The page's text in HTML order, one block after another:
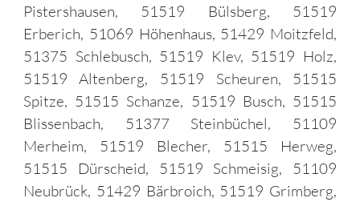
Pistershausen, 51519 Bülsberg, 51519
Erberich, 51069 Höhenhaus, 51429 Moitzfeld,
51375 Schlebusch, 51519 Klev, 51519 Holz,
51519 Altenberg, 51519 Scheuren, 51515
Spitze, 51515 Schanze, 51519 Busch, 51515
Blissenbach, 51377 Steinbüchel, 51109
Merheim, 51519 Blecher, 51515 Herweg,
51515 Dürscheid, 51519 Schmeisig, 51109
Neubrück, 51429 Bärbroich, 51519 Grimberg,